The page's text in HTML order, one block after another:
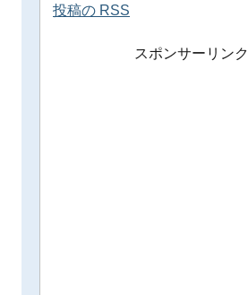
投稿の RSS
スポンサーリンク